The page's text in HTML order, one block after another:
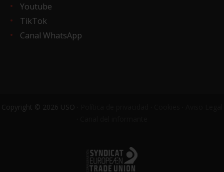
Youtube
TikTok
Canal WhatsApp
Copyright © 2026 USO ·